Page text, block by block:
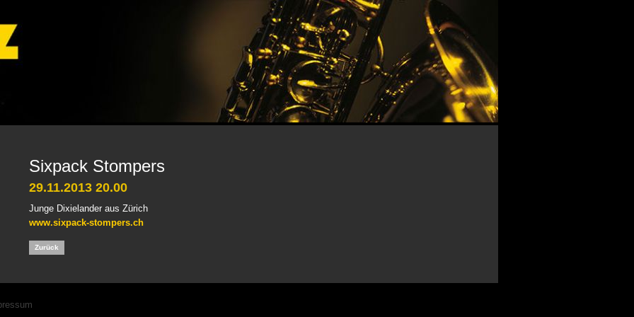
Sixpack Stompers
29.11.2013 20.00
Junge Dixielander aus Zürich
www.sixpack-stompers.ch
Zurück